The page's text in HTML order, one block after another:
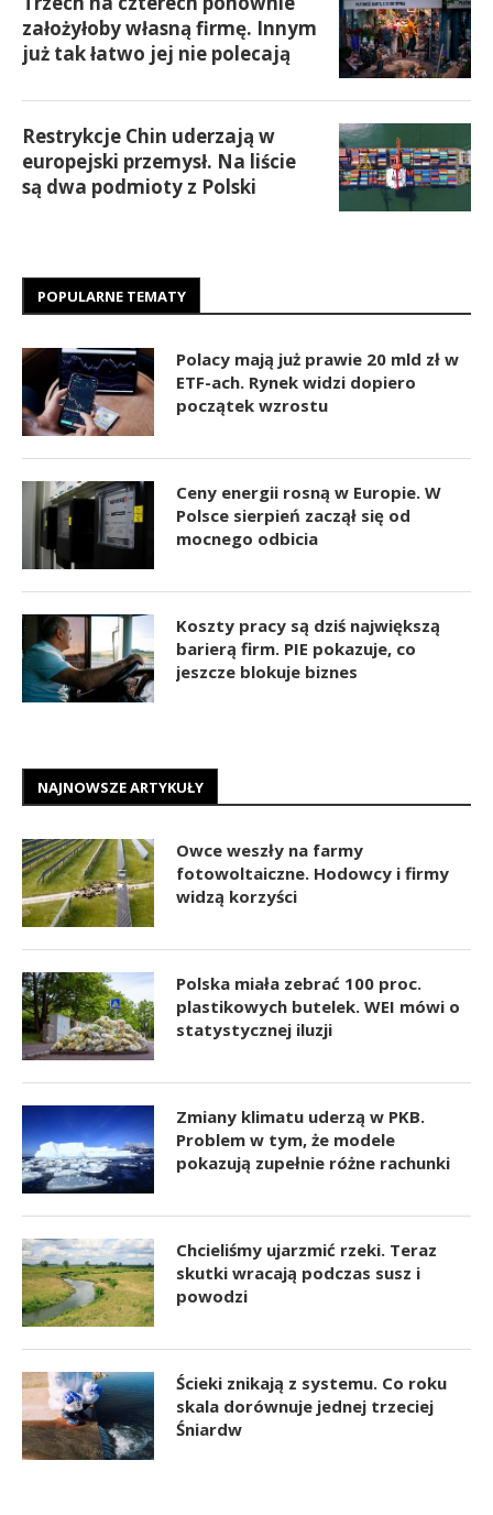
założyłoby własną firmę. Innym
już tak łatwo jej nie polecają
Restrykcje Chin uderzają w
europejski przemysł. Na liście
są dwa podmioty z Polski
POPULARNE TEMATY
Polacy mają już prawie 20 mld zł w
ETF-ach. Rynek widzi dopiero
początek wzrostu
Ceny energii rosną w Europie. W
Polsce sierpień zaczął się od
mocnego odbicia
Koszty pracy są dziś największą
barierą firm. PIE pokazuje, co
jeszcze blokuje biznes
NAJNOWSZE ARTYKUŁY
Owce weszły na farmy
fotowoltaiczne. Hodowcy i firmy
widzą korzyści
Polska miała zebrać 100 proc.
plastikowych butelek. WEI mówi o
statystycznej iluzji
Zmiany klimatu uderzą w PKB.
Problem w tym, że modele
pokazują zupełnie różne rachunki
Chcieliśmy ujarzmić rzeki. Teraz
skutki wracają podczas susz i
powodzi
Ścieki znikają z systemu. Co roku
skala dorównuje jednej trzeciej
Śniardw